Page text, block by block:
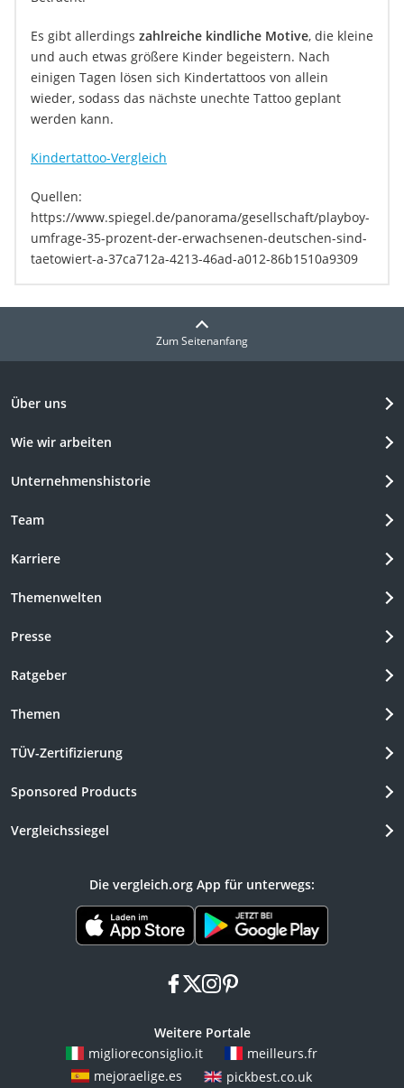
Es gibt allerdings zahlreiche kindliche Motive, die kleine
und auch etwas größere Kinder begeistern. Nach
einigen Tagen lösen sich Kindertattoos von allein
wieder, sodass das nächste unechte Tattoo geplant
werden kann.
Kindertattoo-Vergleich
Quellen:
https://www.spiegel.de/panorama/gesellschaft/playboy-
umfrage-35-prozent-der-erwachsenen-deutschen-sind-
taetowiert-a-37ca712a-4213-46ad-a012-86b1510a9309
Zum Seitenanfang
Über uns
Wie wir arbeiten
Unternehmenshistorie
Team
Karriere
Themenwelten
Presse
Ratgeber
Themen
TÜV-Zertifizierung
Sponsored Products
Vergleichssiegel
Die vergleich.org App für unterwegs:
facebook
x instagram
pinterest
Weitere Portale
miglioreconsiglio.it
meilleurs.fr
mejoraelige.es
pickbest.co.uk